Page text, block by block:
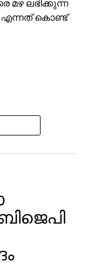
ഐസക്
മഴ ലഭിക്കുന്ന
കൊണ്ട്